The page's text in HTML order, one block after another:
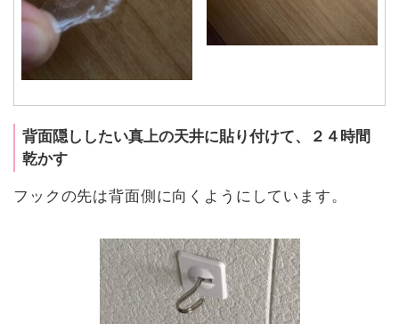
背面隠ししたい真上の天井に貼り付けて、２４時間
乾かす
フックの先は背面側に向くようにしています。